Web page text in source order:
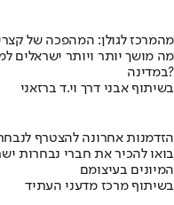
מהמרכז לגולן: המהפכה של
מה מושך יותר ויותר ישראלים
במדינה?
בשיתוף אבני דרך וי.ד ברזאני
הזדמנות אחרונה להצטרף
בואו להכיר את חברי נבחרות
המיונים בעיצומם
בשיתוף מרכז מדעני העתיד